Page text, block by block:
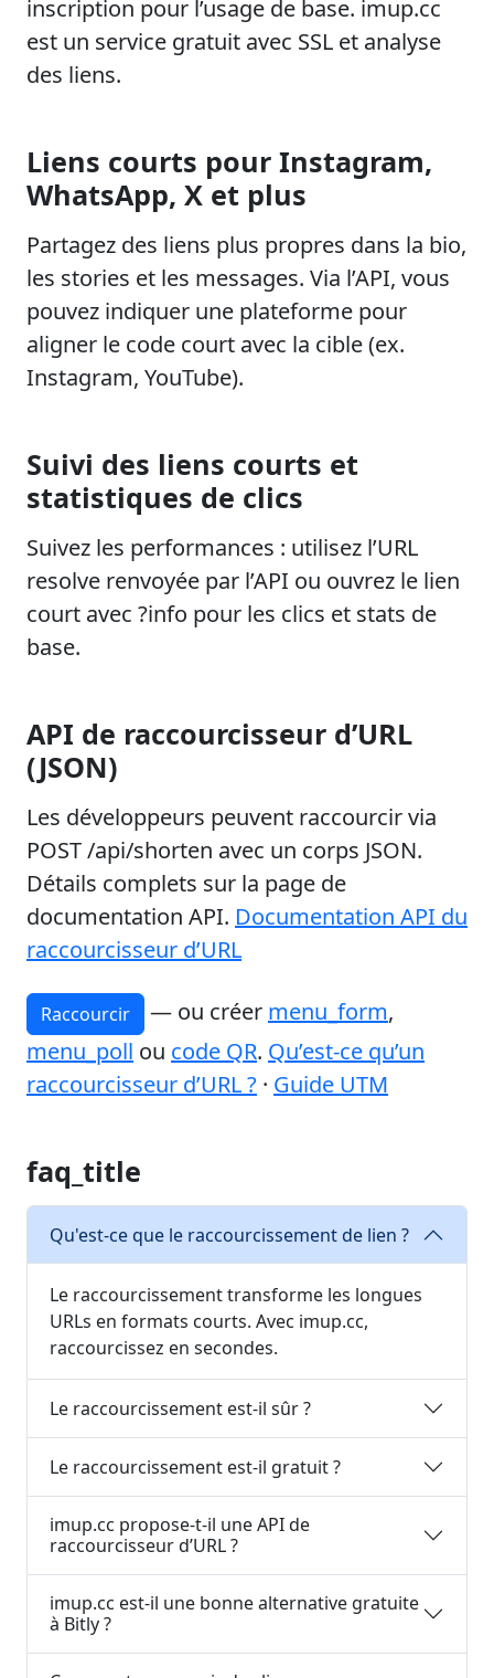
inscription pour l’usage de base. imup.cc
est un service gratuit avec SSL et analyse
des liens.
Liens courts pour Instagram,
WhatsApp, X et plus
Partagez des liens plus propres dans la bio,
les stories et les messages. Via l’API, vous
pouvez indiquer une plateforme pour
aligner le code court avec la cible (ex.
Instagram, YouTube).
Suivi des liens courts et
statistiques de clics
Suivez les performances : utilisez l’URL
resolve renvoyée par l’API ou ouvrez le lien
court avec ?info pour les clics et stats de
base.
API de raccourcisseur d’URL
(JSON)
Les développeurs peuvent raccourcir via
POST /api/shorten avec un corps JSON.
Détails complets sur la page de
documentation API. Documentation API du
raccourcisseur d’URL
Raccourcir — ou créer menu_form,
menu_poll ou code QR. Qu’est-ce qu’un
raccourcisseur d’URL ? · Guide UTM
faq_title
Qu'est-ce que le raccourcissement de lien ?
Le raccourcissement transforme les longues
URLs en formats courts. Avec imup.cc,
raccourcissez en secondes.
Le raccourcissement est-il sûr ?
Le raccourcissement est-il gratuit ?
imup.cc propose-t-il une API de
raccourcisseur d’URL ?
imup.cc est-il une bonne alternative gratuite
à Bitly ?